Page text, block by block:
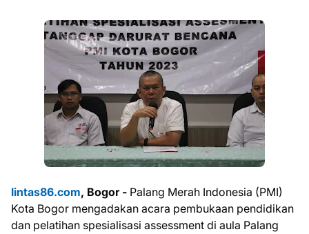
lintas86.com, Bogor - Palang Merah Indonesia (PMI)
Kota Bogor mengadakan acara pembukaan pendidikan
dan pelatihan spesialisasi assessment di aula Palang